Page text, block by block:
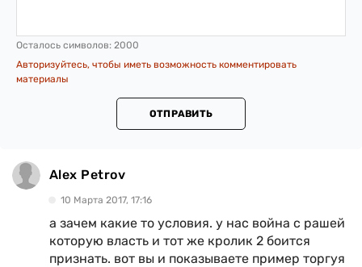
Осталось символов: 2000
Авторизуйтесь, чтобы иметь возможность комментировать
материалы
ОТПРАВИТЬ
Alex Petrov
10 Марта 2017, 17:16
а зачем какие то условия. у нас война с рашей
которую власть и тот же кролик 2 боится
признать. вот вы и показываете пример торгуя